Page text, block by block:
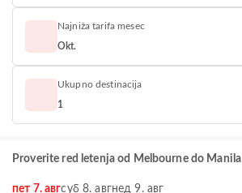
Najniža tarifa mesec
Okt.
Ukupno destinacija
1
Proverite red letenja od Melbourne do Manila
пет 7. авгсуб 8. авгнед 9. авг